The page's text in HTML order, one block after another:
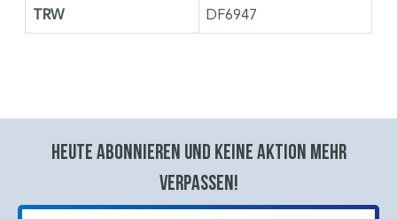
TRW DF6947
Heute abonnieren und keine aktion mehr
verpassen!